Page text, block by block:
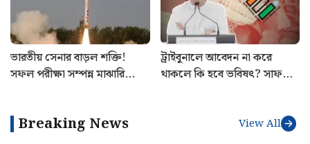
ভারতীয় সেনার বাড়ল শক্তি!
সফল পরীক্ষা সম্পন্ন মাঝারি
ট্রাইবুনালে আবেদন না করে
থাকলে কি হবে ভবিষৎ? সাফ
Breaking News View All